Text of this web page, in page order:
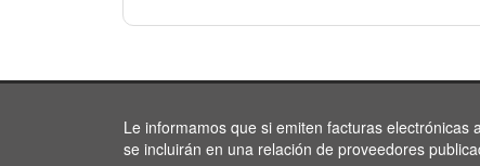
Le informamos que si emiten facturas
se incluirán en una relación de proveedores